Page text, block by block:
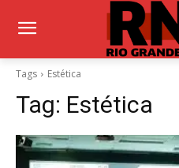
Tags Estética
Tag: Estética